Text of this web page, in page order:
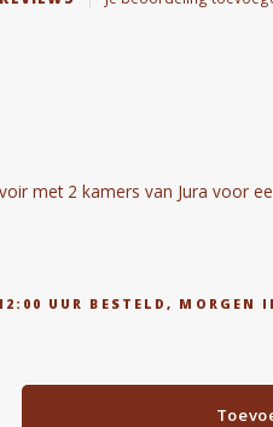
met 2 kamers van Jura voor
UUR BESTELD, MORGEN